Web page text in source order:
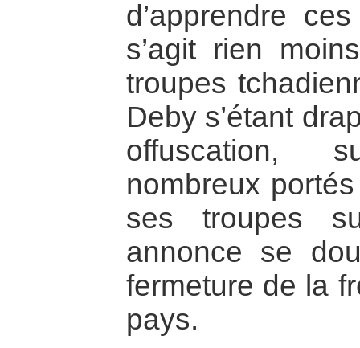
d’apprendre
s’agit rien
troupes
Deby s’étant
offuscation,
nombreux
ses troupes
annonce se
fermeture de la
pays.